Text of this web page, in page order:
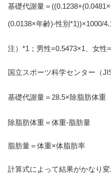
基礎代謝量＝
(0.0138×年齢)-性別*1))×1000/
注）*1；男性=0.5473×1、女性
国立スポーツ科学センター（
基礎代謝量＝28.5×除脂肪体重
除脂肪体重＝体重-脂肪量
脂肪量＝体重×体脂肪率
計算式によって結果がかなり